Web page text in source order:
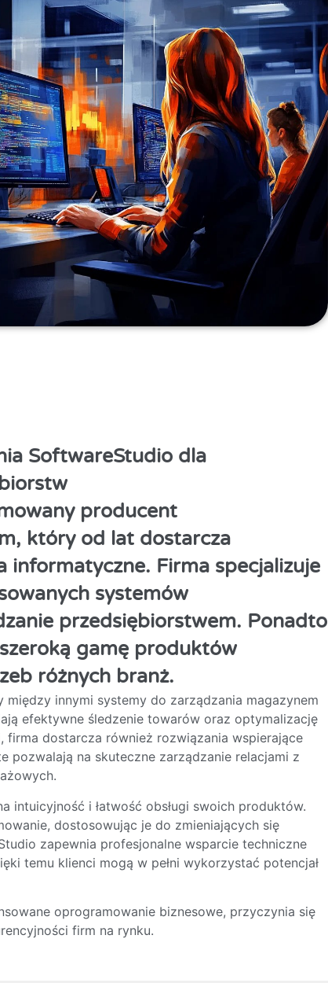
SoftwareStudio dla
producent
który od lat dostarcza
informatyczne. Firma specjalizuje
systemów
przedsiębiorstwem. Ponadto
gamę produktów
różnych branż.
innymi systemy do zarządzania magazynem
efektywne śledzenie towarów oraz optymalizację
firma dostarcza również rozwiązania wspierające
pozwalają na skuteczne zarządzanie relacjami z
intuicyjność i łatwość obsługi swoich produktów.
dostosowując je do zmieniających się
zapewnia profesjonalne wsparcie techniczne
temu klienci mogą w pełni wykorzystać potencjał
oprogramowanie biznesowe, przyczynia się
firm na rynku.